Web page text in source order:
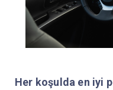
Her koşulda en iyi